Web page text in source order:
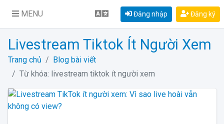
MENU Đăng nhập Đăng ký
Livestream Tiktok Ít Người Xem
Trang chủ
Blog bài viết
Từ khóa: livestream tiktok ít người xem